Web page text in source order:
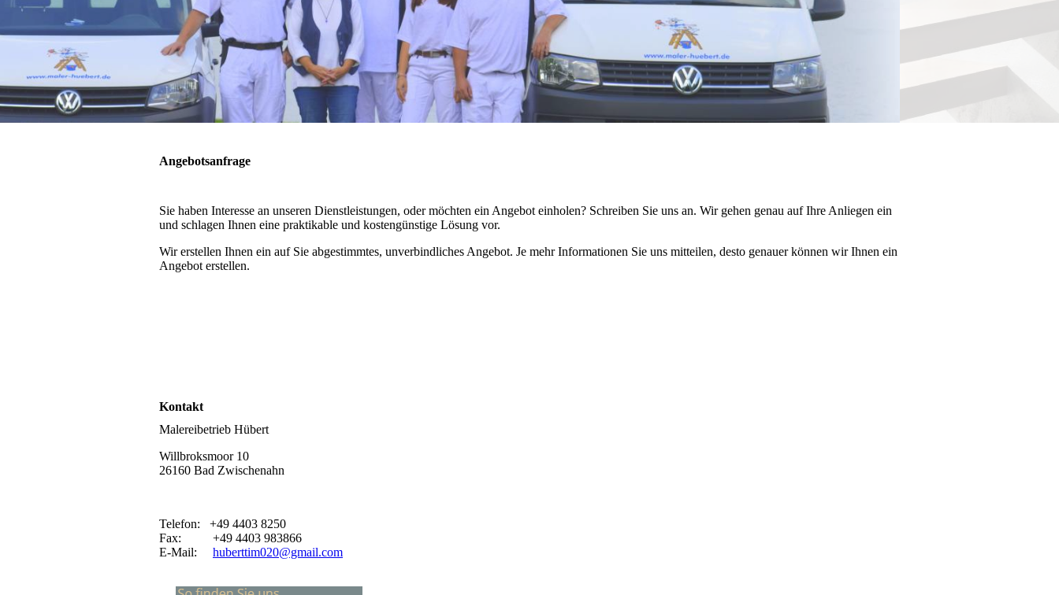
Angebotsanfrage
Sie haben Interesse an unseren Dienstleistungen, oder möchten ein Angebot einholen? Schreiben Sie uns an. Wir gehen genau auf Ihre Anliegen ein
und schlagen Ihnen eine praktikable und kostengünstige Lösung vor.
Wir erstellen Ihnen ein auf Sie abgestimmtes, unverbindliches Angebot. Je mehr Informationen Sie uns mitteilen, desto genauer können wir Ihnen ein
Angebot erstellen.
Kontakt
Malereibetrieb Hübert
Willbroksmoor 10
26160 Bad Zwischenahn
Telefon: +49 4403 8250
Fax: +49 4403 983866
E-Mail: huberttim020@gmail.com